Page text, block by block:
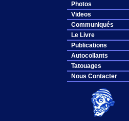
Photos
Videos
Communiqués
Le Livre
Publications
Autocollants
Tatouages
Nous Contacter